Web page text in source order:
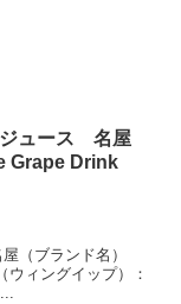
ュース 名屋
Grape Drink
（ブランド名）
ィングイップ）：